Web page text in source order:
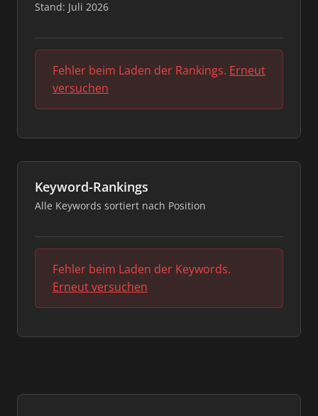
Stand: Juli 2026
Fehler beim Laden der Rankings. Erneut
versuchen
Keyword-Rankings
Alle Keywords sortiert nach Position
Fehler beim Laden der Keywords.
Erneut versuchen